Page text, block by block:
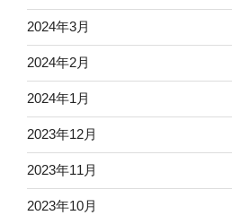
2024年3月
2024年2月
2024年1月
2023年12月
2023年11月
2023年10月